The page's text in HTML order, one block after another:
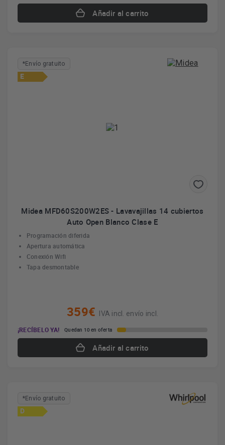
Añadir al carrito
*Envío gratuito
E
Midea MFD60S200W2ES - Lavavajillas 14 cubiertos
Auto Open Blanco Clase E
Programación diferida
Apertura automática
Conexión Wifi
Tapa desmontable
359€
IVA incl. envío incl.
¡RECÍBELO YA!
Quedan 10 en oferta
Añadir al carrito
*Envío gratuito
D